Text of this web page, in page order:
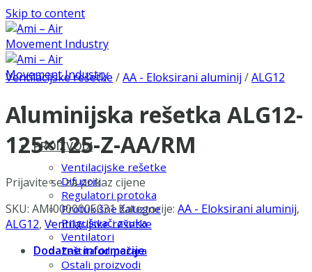
Skip to content
PROIZVODI
Ventilacijske rešetke
Difuzori
Regulatori protoka
Protukišne žaluzine
Prigušivači zvuka
Ventilatori
Zaštita od požara
Ostali proizvodi
Ventilacijske rešetke /AA - Eloksirani aluminij /ALG12
Aluminijska rešetka ALG12-
125×125-Z-AA/RM
Prijavite se za prikaz cijene
SKU: AMI0000005031 Kategorije: AA - Eloksirani aluminij,
ALG12, Ventilacijske rešetke
Dodatne informacije